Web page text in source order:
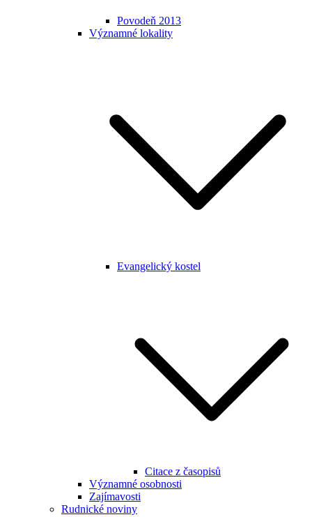
Povodeň 2013
Významné lokality
Evangelický kostel
Citace z časopisů
Významné osobnosti
Zajímavosti
Rudnické noviny